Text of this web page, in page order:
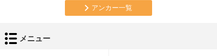
アンカー一覧
メニュー